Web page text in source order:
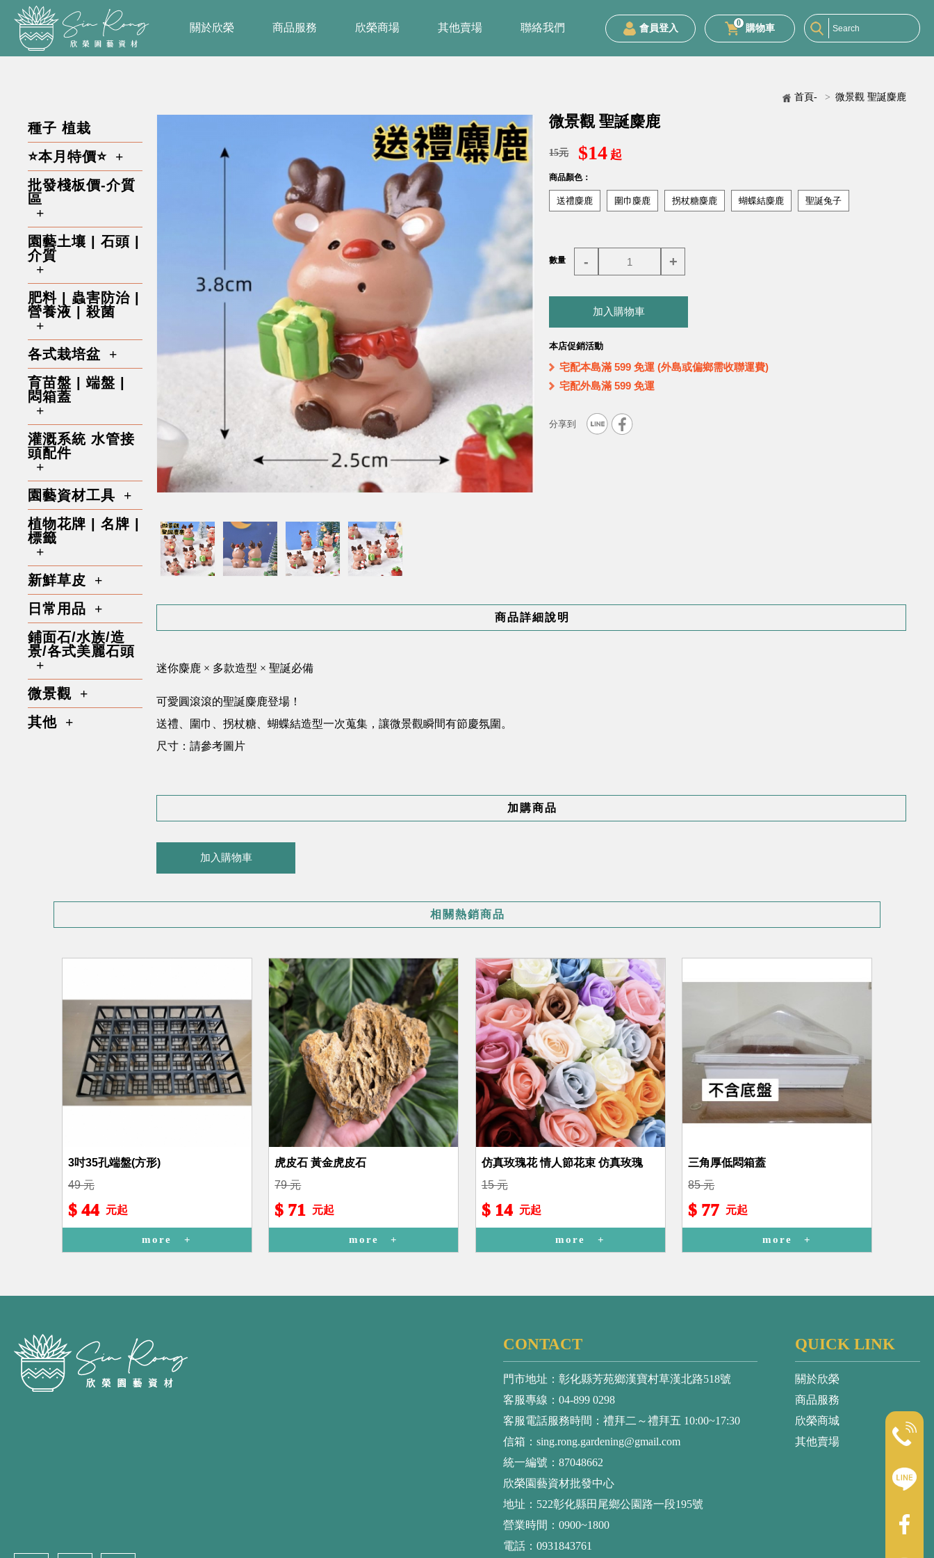
關於欣榮 商品服務 欣榮商場 其他賣場 聯絡我們 會員登入 0 購物車
首頁- > 微景觀 聖誕麋鹿
種子 植栽
⭐本月特價⭐
批發棧板價-介質
區
園藝土壤 | 石頭 |
介質
肥料 | 蟲害防治 |
營養液 | 殺菌
各式栽培盆
育苗盤 | 端盤 |
悶箱蓋
灌溉系統 水管接
頭配件
園藝資材工具
植物花牌 | 名牌 |
標籤
新鮮草皮
日常用品
鋪面石/水族/造
景/各式美麗石頭
微景觀
其他
微景觀 聖誕麋鹿
15元 $14 起
商品顏色：
送禮麋鹿 圍巾麋鹿 拐杖糖麋鹿 蝴蝶結麋鹿 聖誕兔子
數量 - +
加入購物車
本店促銷活動
宅配本島滿 599 免運 (外島或偏鄉需收聯運費)
宅配外島滿 599 免運
商品詳細說明
迷你麋鹿 × 多款造型 × 聖誕必備
可愛圓滾滾的聖誕麋鹿登場！
送禮、圍巾、拐杖糖、蝴蝶結造型一次蒐集，讓微景觀瞬間有節慶氛圍。
尺寸：請參考圖片
加購商品
加入購物車
相關熱銷商品
3吋35孔端盤(方形)
49 元
$ 44 元起
more
虎皮石 黃金虎皮石
79 元
$ 71 元起
more
仿真玫瑰花 情人節花束 仿真玫瑰
15 元
$ 14 元起
more
三角厚低悶箱蓋
85 元
$ 77 元起
more
CONTACT
門市地址：彰化縣芳苑鄉漢寶村草漢北路518號
客服專線：04-899 0298
客服電話服務時間：禮拜二～禮拜五 10:00~17:30
信箱：sing.rong.gardening@gmail.com
統一編號：87048662
欣榮園藝資材批發中心
地址：522彰化縣田尾鄉公園路一段195號
營業時間：0900~1800
電話：0931843761
QUICK LINK
關於欣榮
商品服務
欣榮商城
其他賣場